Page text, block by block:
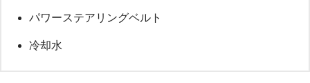
パワーステアリングベルト
冷却水